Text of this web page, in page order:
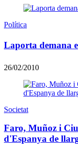
Política
Laporta demana
26/02/2010
Societat
Faro, Muñoz i
d'Espanya de